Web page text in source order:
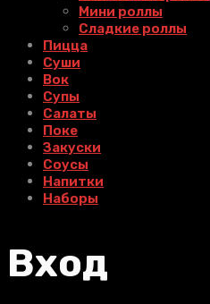
Мини роллы
Сладкие роллы
Пицца
Суши
Вок
Супы
Салаты
Поке
Закуски
Соусы
Напитки
Наборы
Вход